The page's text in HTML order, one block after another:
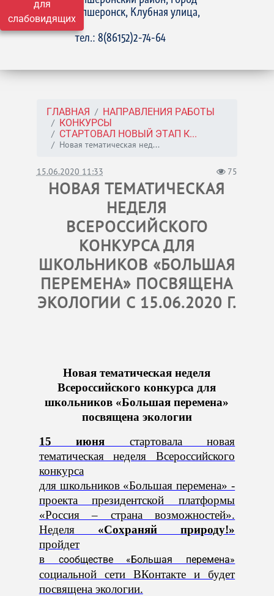
для
слабовидящих Апшеронск, Клубная улица,
15
тел.: 8(86152)2-74-64
ГЛАВНАЯ
НАПРАВЛЕНИЯ РАБОТЫ
КОНКУРСЫ
СТАРТОВАЛ НОВЫЙ ЭТАП К...
Новая тематическая нед...
15.06.2020 11:33 75
НОВАЯ ТЕМАТИЧЕСКАЯ
НЕДЕЛЯ
ВСЕРОССИЙСКОГО
КОНКУРСА ДЛЯ
ШКОЛЬНИКОВ «БОЛЬШАЯ
ПЕРЕМЕНА» ПОСВЯЩЕНА
ЭКОЛОГИИ С 15.06.2020 Г.
Новая тематическая неделя
Всероссийского конкурса для
школьников «Большая перемена»
посвящена экологии
15 июня стартовала новая
тематическая неделя Всероссийского
конкурса
для школьников «Большая перемена» -
проекта президентской платформы
«Россия – страна возможностей».
Неделя «Сохраняй природу!»
пройдет
в сообществе «Большая перемена»
социальной сети ВКонтакте и будет
посвящена экологии.